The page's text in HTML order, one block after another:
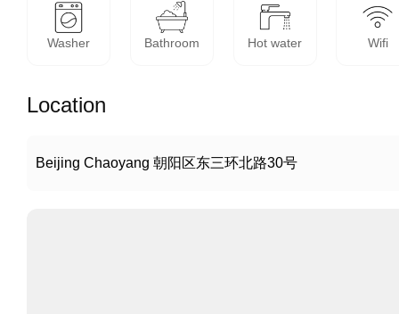
Washer Bathroom Hot water Wifi
Location
Beijing Chaoyang 朝阳区东三环北路30号